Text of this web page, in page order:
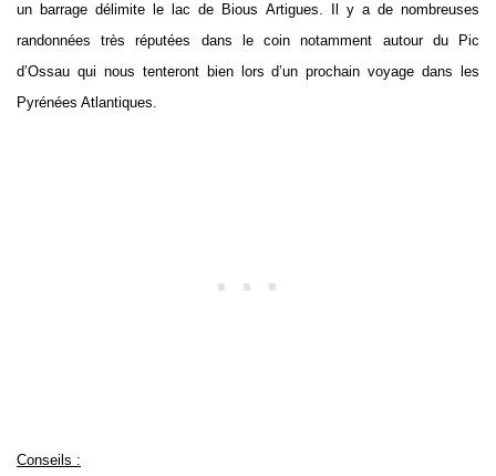
un barrage délimite le lac de Bious Artigues. Il y a de nombreuses
randonnées très réputées dans le coin notamment autour du Pic
d’Ossau qui nous tenteront bien lors d’un prochain voyage dans les
Pyrénées Atlantiques.
Conseils :